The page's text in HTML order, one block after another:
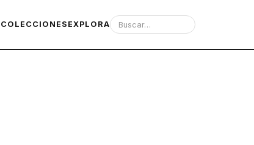
COLECCIONES EXPLORA